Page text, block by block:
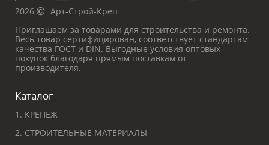
2026
Арт-Строй-Креп
Приглашаем за товарами для строительства и ремонта.
Весь товар сертифицирован, соответствует стандартам
качества ГОСТ и DIN. Выгодные условия оптовых
покупок благодаря прямым поставкам от
производителя.
Каталог
1. КРЕПЕЖ
2. СТРОИТЕЛЬНЫЕ МАТЕРИАЛЫ